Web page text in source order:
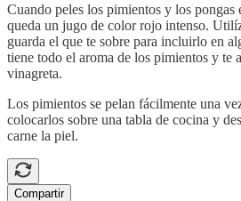
Cuando peles los pimientos y los pongas
queda un jugo de color rojo intenso.
guarda el que te sobre para incluirlo en
tiene todo el aroma de los pimientos y te
vinagreta.
Los pimientos se pelan fácilmente una
colocarlos sobre una tabla de cocina y
carne la piel.
Compartir